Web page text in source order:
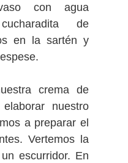
con agua
de
en la sartén y
crema de
nuestro
a preparar el
Vertemos la
escurridor. En